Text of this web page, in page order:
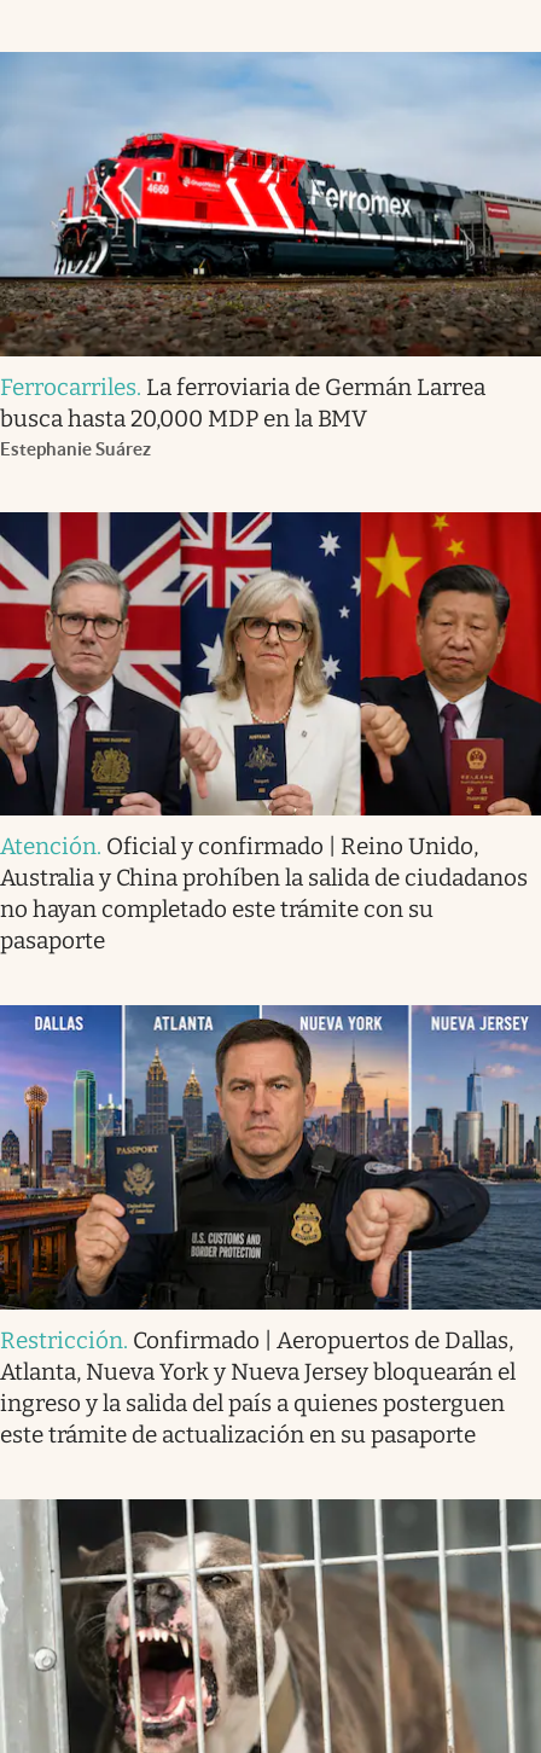
Ferrocarriles. La ferroviaria de Germán Larrea
busca hasta 20,000 MDP en la BMV
Estephanie Suárez
Atención. Oficial y confirmado | Reino Unido,
Australia y China prohíben la salida de ciudadanos
no hayan completado este trámite con su
pasaporte
Restricción. Confirmado | Aeropuertos de Dallas,
Atlanta, Nueva York y Nueva Jersey bloquearán el
ingreso y la salida del país a quienes posterguen
este trámite de actualización en su pasaporte